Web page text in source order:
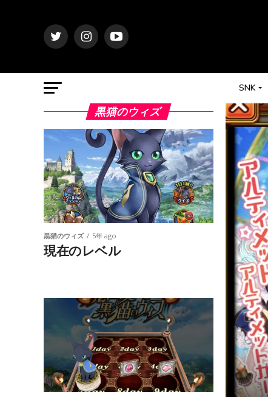
SNK
黒猫のウィズ
黒猫のウィズ 5年 ago
現在のレベル